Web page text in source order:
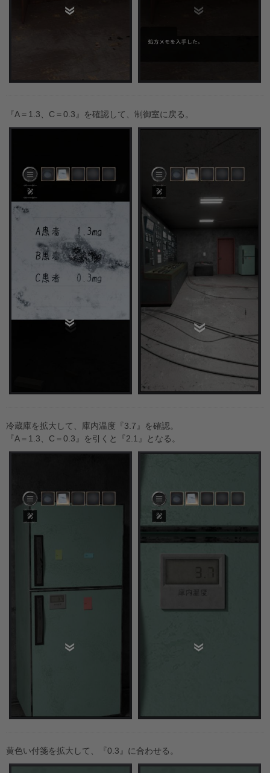
『A＝1.3、C＝0.3』を確認して、制御室に戻る。
冷蔵庫を拡大して、庫内温度『3.7』を確認。
『A＝1.3、C＝0.3』を引くと『2.1』となる。
黄色い付箋を拡大して、『0.3』に合わせる。